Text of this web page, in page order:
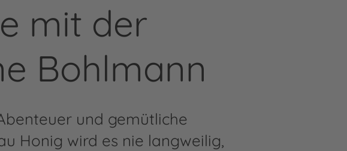
mit der
Bohlmann
und gemütliche
Honig wird es nie langweilig,